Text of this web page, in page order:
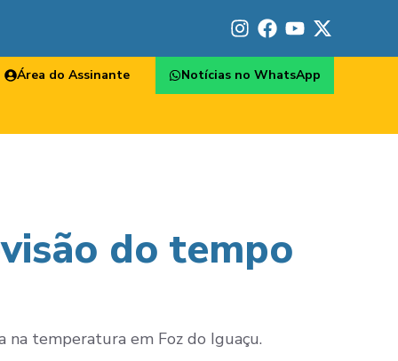
Área do Assinante Notícias no WhatsApp
do tempo
na temperatura em Foz do Iguaçu.